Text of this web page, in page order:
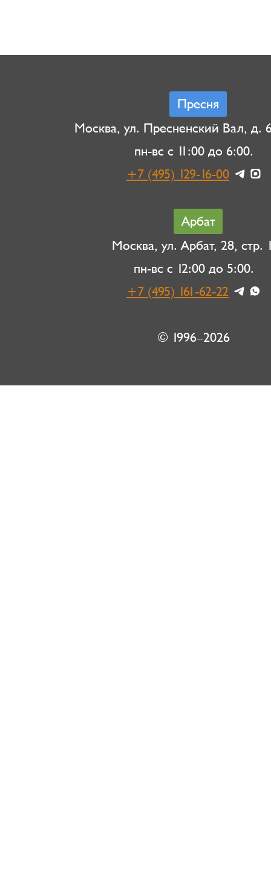
Пресня
Москва, ул. Пресненский Вал, д.
пн-вс с 11:00 до 6:00.
+7 (495) 129-16-00
Арбат
Москва, ул. Арбат, 28, стр.
пн-вс с 12:00 до 5:00.
+7 (495) 161-62-22
© 1996–2026